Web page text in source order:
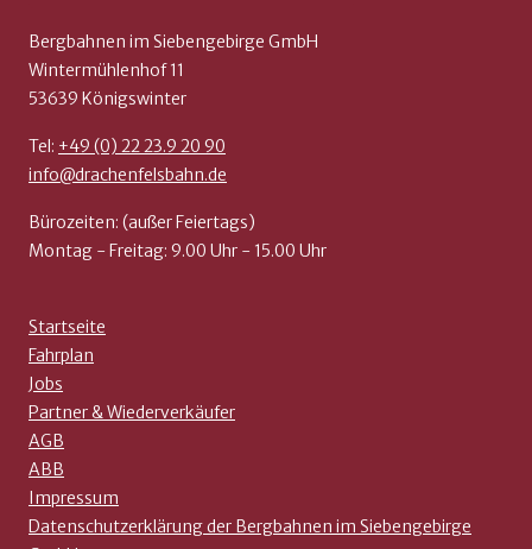
Bergbahnen im Siebengebirge GmbH
Wintermühlenhof 11
53639 Königswinter
Tel: +49 (0) 22 23.9 20 90
info@drachenfelsbahn.de
Bürozeiten: (außer Feiertags)
Montag - Freitag: 9.00 Uhr - 15.00 Uhr
Startseite
Fahrplan
Jobs
Partner & Wiederverkäufer
AGB
ABB
Impressum
Datenschutzerklärung der Bergbahnen im Siebengebirge